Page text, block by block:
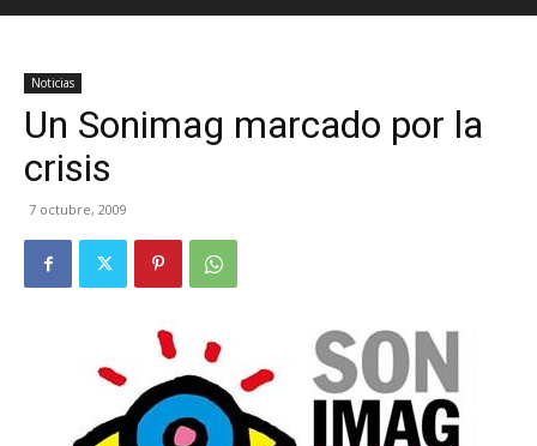
Noticias
Un Sonimag marcado por la
crisis
7 octubre, 2009